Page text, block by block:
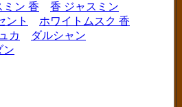
ミン 香
香 ジャスミン
ント
ホワイトムスク 香
カ
ダルシャン
ン